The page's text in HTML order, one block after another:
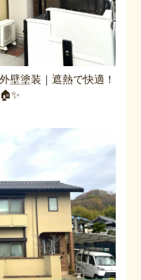
壁塗装｜遮熱で快適！